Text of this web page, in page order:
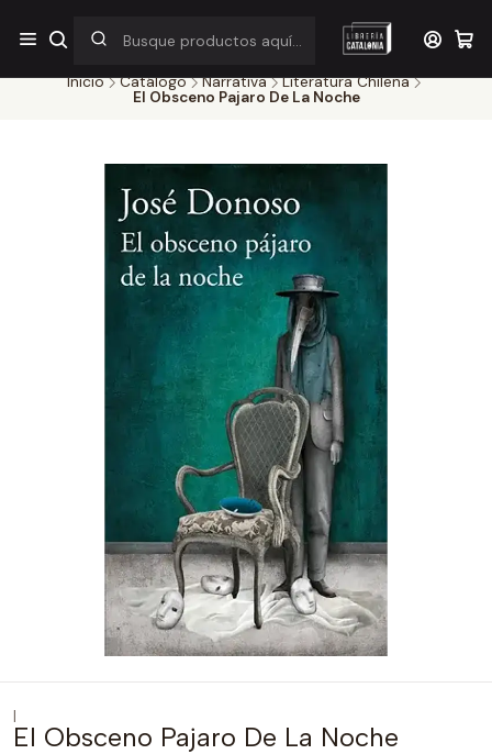
¡Por pocos días! Despacho a $1.000 en RM por compras sobre
$38.000
Inicio Catálogo Narrativa
Literatura Chilena
El Obsceno Pajaro De La Noche
|
El Obsceno Pajaro De La Noche